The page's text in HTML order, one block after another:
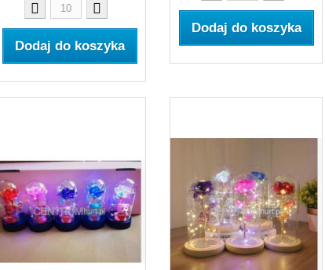
Dodaj do koszyka
Dodaj do koszyka